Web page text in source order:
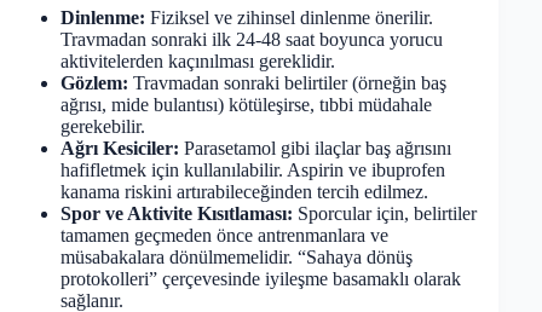
Dinlenme: Fiziksel ve zihinsel dinlenme önerilir.
Travmadan sonraki ilk 24-48 saat boyunca yorucu
aktivitelerden kaçınılması gereklidir.
Gözlem: Travmadan sonraki belirtiler (örneğin baş
ağrısı, mide bulantısı) kötüleşirse, tıbbi müdahale
gerekebilir.
Ağrı Kesiciler: Parasetamol gibi ilaçlar baş ağrısını
hafifletmek için kullanılabilir. Aspirin ve ibuprofen
kanama riskini artırabileceğinden tercih edilmez.
Spor ve Aktivite Kısıtlaması: Sporcular için, belirtiler
tamamen geçmeden önce antrenmanlara ve
müsabakalara dönülmemelidir. “Sahaya dönüş
protokolleri” çerçevesinde iyileşme basamaklı olarak
sağlanır.